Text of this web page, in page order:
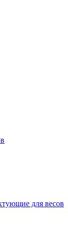
для весов